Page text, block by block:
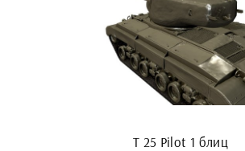
Т 25 Pilot 1 блиц